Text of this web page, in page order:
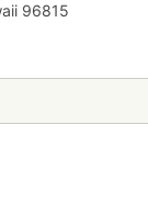
96815